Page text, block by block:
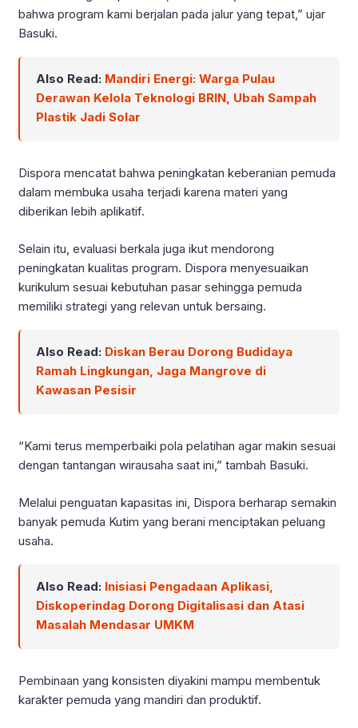
bahwa program kami berjalan pada jalur yang tepat,” ujar
Basuki.
Also Read: Mandiri Energi: Warga Pulau
Derawan Kelola Teknologi BRIN, Ubah Sampah
Plastik Jadi Solar
Dispora mencatat bahwa peningkatan keberanian pemuda
dalam membuka usaha terjadi karena materi yang
diberikan lebih aplikatif.
Selain itu, evaluasi berkala juga ikut mendorong
peningkatan kualitas program. Dispora menyesuaikan
kurikulum sesuai kebutuhan pasar sehingga pemuda
memiliki strategi yang relevan untuk bersaing.
Also Read: Diskan Berau Dorong Budidaya
Ramah Lingkungan, Jaga Mangrove di
Kawasan Pesisir
“Kami terus memperbaiki pola pelatihan agar makin sesuai
dengan tantangan wirausaha saat ini,” tambah Basuki.
Melalui penguatan kapasitas ini, Dispora berharap semakin
banyak pemuda Kutim yang berani menciptakan peluang
usaha.
Also Read: Inisiasi Pengadaan Aplikasi,
Diskoperindag Dorong Digitalisasi dan Atasi
Masalah Mendasar UMKM
Pembinaan yang konsisten diyakini mampu membentuk
karakter pemuda yang mandiri dan produktif.